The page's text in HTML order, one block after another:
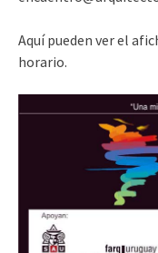
Aquí pueden ver el
horario.